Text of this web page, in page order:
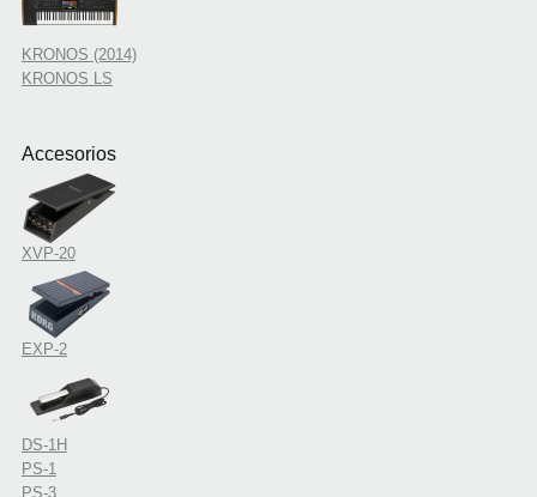
KRONOS (2014)
KRONOS LS
Accesorios
XVP-20
EXP-2
DS-1H
PS-1
PS-3